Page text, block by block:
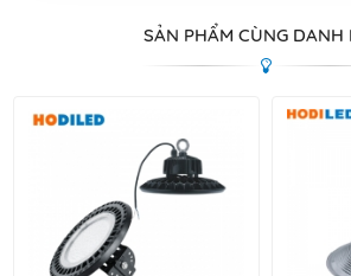
SẢN PHẨM CÙNG DANH